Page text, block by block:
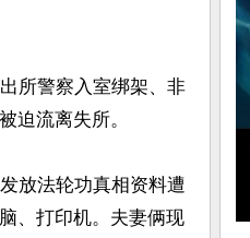
所警察入室绑架、非
迫流离失所。
放法轮功真相资料遭
、打印机。夫妻俩现